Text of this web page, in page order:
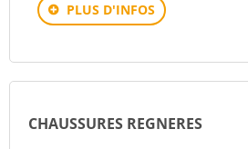
PLUS D'INFOS
CHAUSSURES REGNERES